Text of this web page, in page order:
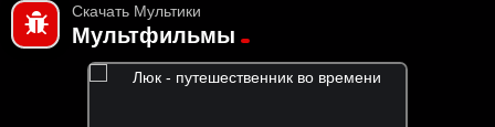
Скачать Мультики
Мультфильмы